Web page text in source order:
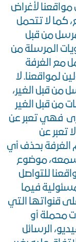
لأغراض
كما لا تتحمل
من قبل
المرسلة من
مع الغرفة
لمواقعنا. لا
من قبل الغير،
من قبل الغير
فهي تعبر عن
تعبر عن
الغرفة بحذف أي
موضوع
للتواصل
فيما
قنواتها التي
محملة أو
الرسائل